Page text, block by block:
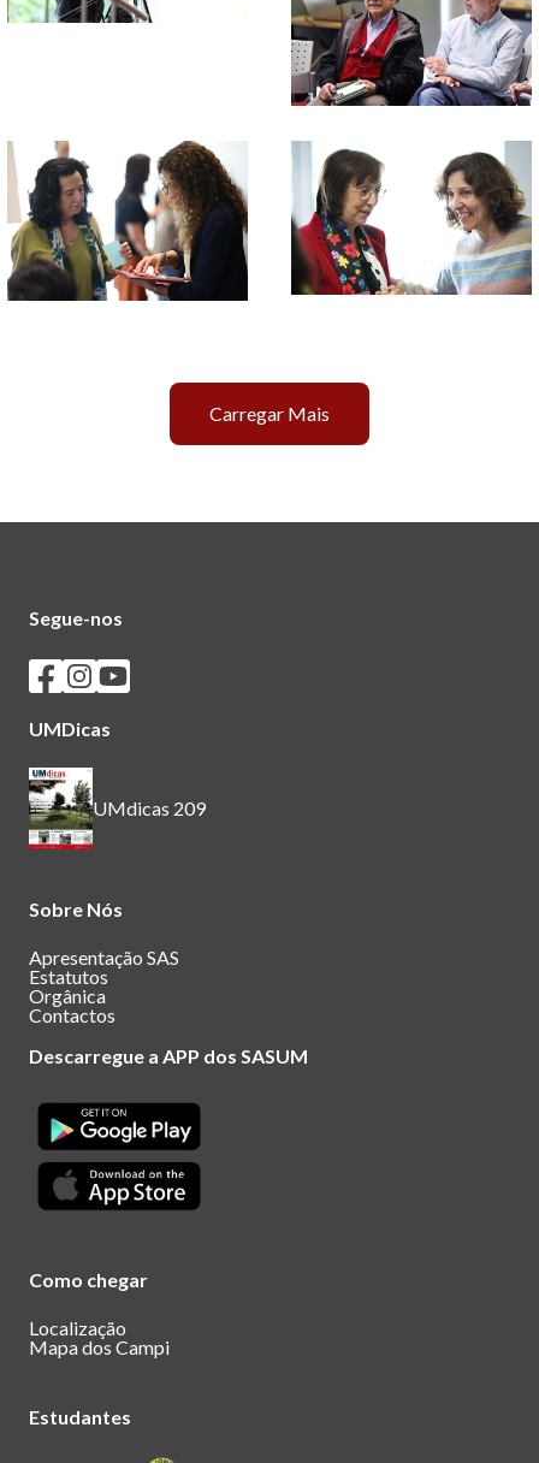
Carregar Mais
Segue-nos
Seguir os SASUM no Facebook
Seguir os SASUM no Instagram
Seguir os SASUM no Youtube
UMDicas
UMdicas 209
Sobre Nós
Apresentação SAS
Estatutos
Orgânica
Contactos
Descarregue a APP dos SASUM
Como chegar
Localização
Mapa dos Campi
Estudantes